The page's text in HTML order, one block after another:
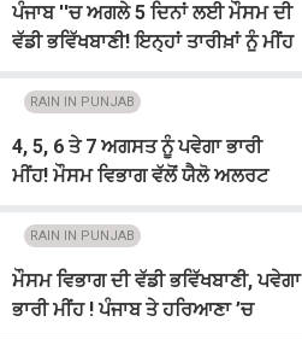
ਪੰਜਾਬ ''ਚ ਅਗਲੇ 5 ਦਿਨਾਂ ਲਈ ਮੌਸਮ ਦੀ
ਵੱਡੀ ਭਵਿੱਖਬਾਣੀ! ਇਨ੍ਹਾਂ ਤਾਰੀਖ਼ਾਂ ਨੂੰ ਮੀਂਹ
RAIN IN PUNJAB
4, 5, 6 ਤੇ 7 ਅਗਸਤ ਨੂੰ ਪਵੇਗਾ ਭਾਰੀ
ਮੀਂਹ! ਮੌਸਮ ਵਿਭਾਗ ਵੱਲੋਂ ਯੈਲੋ ਅਲਰਟ
RAIN IN PUNJAB
ਮੌਸਮ ਵਿਭਾਗ ਦੀ ਵੱਡੀ ਭਵਿੱਖਬਾਣੀ, ਪਵੇਗਾ
ਭਾਰੀ ਮੀਂਹ ! ਪੰਜਾਬ ਤੇ ਹਰਿਆਣਾ ’ਚ